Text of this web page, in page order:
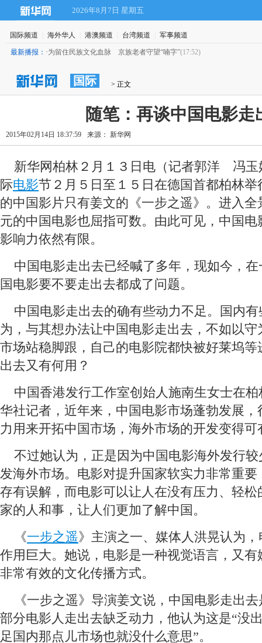
2026年8月7日 星期五
国际频道 海外华人 港澳频道 台湾频道 军事频道
最新播报： ·为留住民族文化血脉 京族老者守望“喃字”(17:52)
国际 > 正文
随笔：再谈中国电影走
2015年02月14日 18:37:59 来源： 新华网
新华网柏林２月１３日电（记者郭洋 冯玉
际电影节２月５日至１５日在德国首都柏林
的中国影片只有姜文的《一步之遥》。进入
元的中国电影也屈指可数。由此可见，中国
影响力依然有限。
中国电影走出去已经喊了多年，现如今，在
国电影要不要走出去都成了问题。
中国电影走出去的确有些动力不足。国内有
为，与其想办法让中国电影走出去，不如以
市场站稳脚跟，自己的电影院都快被好莱坞
出去又有何用？
中国香港发行工作室创始人施南生女士在柏
华社记者，近年来，中国电影市场蓬勃发展
力用来开拓中国市场，海外市场的开发变得可
不过她认为，正是因为中国电影海外发行较
发海外市场。电影对提升国家软实力非常重
存有误解，而电影可以让人在没有压力、轻
家的人和事，让人们更加了解中国。
《一步之遥》主演之一、媒体人洪晃认为
作用巨大。她说，电影是一种视觉语言，又
非常有效的文化传播方式。
《一步之遥》导演姜文说，中国电影走出去
部分电影人走出去缺乏动力，他认为这是“没
足国内那点儿市场也就没什么意思”。